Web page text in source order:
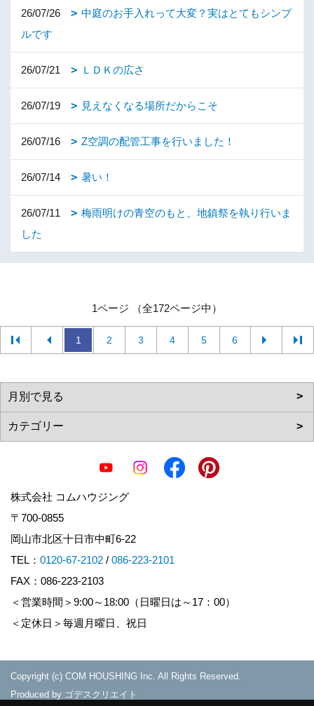
26/07/26
中庭のお手入れって大変？実はとてもシンプ
ルです
26/07/21 ＬＤＫの広さ
26/07/19 見えなくなる場所だからこそ
26/07/16 Z空調の配管工事を行いました！
26/07/14 暑い！
26/07/11
梅雨明けの青空のもと、地鎮祭を執り行いま
した
1ページ （全172ページ中）
1 2 3 4 5 6
株式会社 コムハウジング
〒700-0855
岡山市北区十日市中町6-22
TEL： 0120-67-2102 / 086-223-2101
FAX：086-223-2103
＜営業時間＞9:00～18:00（日曜日は～17：00）
＜定休日＞毎週月曜日、祝日
Copyright (c) COM HOUSHING Inc. All Rights Reserved.
Produced by ゴデスクリエイト